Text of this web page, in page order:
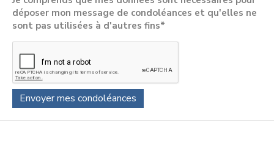
déposer mon message de condoléances et qu'elles ne
sont pas utilisées à d'autres fins*